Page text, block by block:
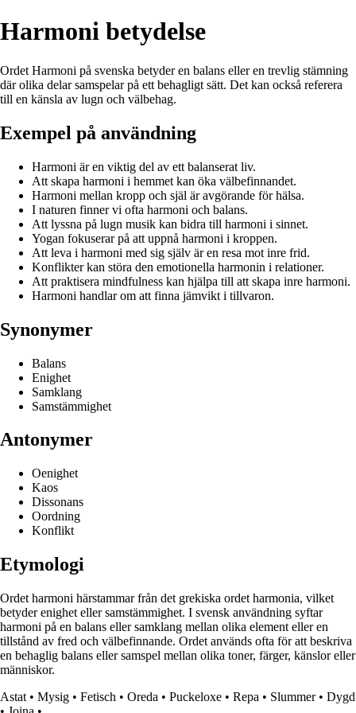
Harmoni betydelse
Ordet Harmoni på svenska betyder en balans eller en trevlig stämning
där olika delar samspelar på ett behagligt sätt. Det kan också referera
till en känsla av lugn och välbehag.
Exempel på användning
Harmoni är en viktig del av ett balanserat liv.
Att skapa harmoni i hemmet kan öka välbefinnandet.
Harmoni mellan kropp och själ är avgörande för hälsa.
I naturen finner vi ofta harmoni och balans.
Att lyssna på lugn musik kan bidra till harmoni i sinnet.
Yogan fokuserar på att uppnå harmoni i kroppen.
Att leva i harmoni med sig själv är en resa mot inre frid.
Konflikter kan störa den emotionella harmonin i relationer.
Att praktisera mindfulness kan hjälpa till att skapa inre harmoni.
Harmoni handlar om att finna jämvikt i tillvaron.
Synonymer
Balans
Enighet
Samklang
Samstämmighet
Antonymer
Oenighet
Kaos
Dissonans
Oordning
Konflikt
Etymologi
Ordet harmoni härstammar från det grekiska ordet harmonia, vilket
betyder enighet eller samstämmighet. I svensk användning syftar
harmoni på en balans eller samklang mellan olika element eller en
tillstånd av fred och välbefinnande. Ordet används ofta för att beskriva
en behaglig balans eller samspel mellan olika toner, färger, känslor eller
människor.
Astat • Mysig • Fetisch • Oreda • Puckeloxe • Repa • Slummer• Dygd